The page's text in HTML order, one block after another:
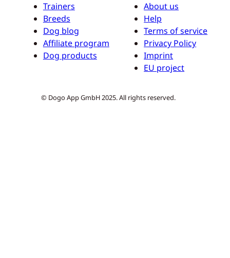
Trainers
Breeds
Dog blog
Affiliate program
Dog products
About us
Help
Terms of service
Privacy Policy
Imprint
EU project
© Dogo App GmbH 2025. All rights reserved.